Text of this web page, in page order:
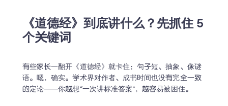
《道德经》到底讲什么？先抓住 5
个关键词
有些家长一翻开《道德经》就卡住：句子短、抽象、像谜
语。嗯，确实。学术界对作者、成书时间也没有完全一致
的定论——你越想“一次讲标准答案”，越容易被困住。